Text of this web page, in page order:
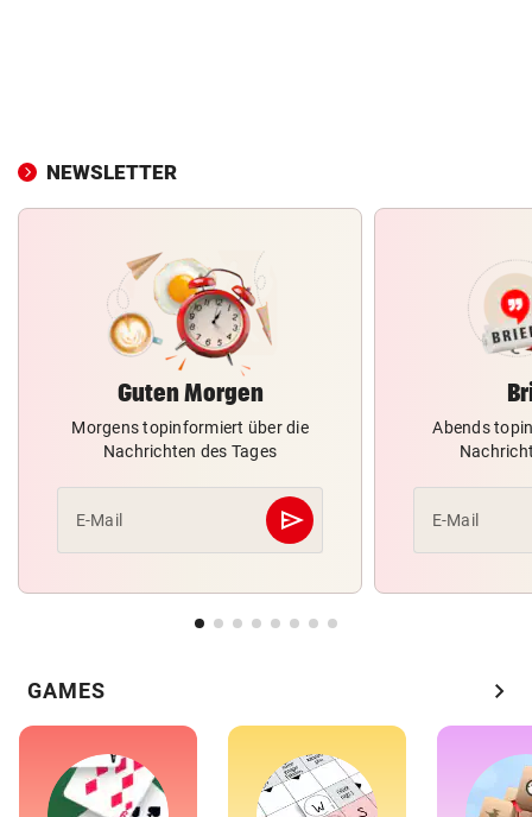
NEWSLETTER
Guten Morgen
Morgens topinformiert über die
Nachrichten des Tages
E-Mail send
Abschicken
Abends
E-Mail
GAMES chevron_right